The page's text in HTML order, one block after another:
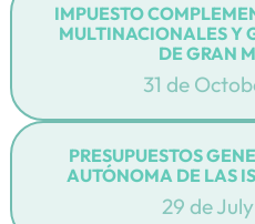
IMPUESTO
MULTINACIONALES Y
DE GRAN
31 de
PRESUPUESTOS
AUTÓNOMA DE LAS
29 de